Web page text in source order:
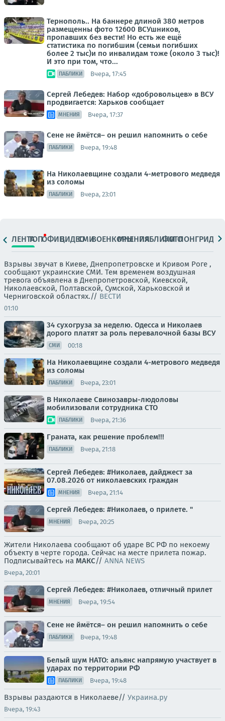
Тернополь.. На баннере длиной 380 метров
размещенны фото 12600 ВСУшников,
пропавших без вести! Но есть же ещё
статистика по погибшим (семьи погибших
более 2 тыс)и по инвалидам тоже (около 3 тыс)!
И это при том, что...
ПАБЛИКИ Вчера, 17:45
Сергей Лебедев: Набор «добровольцев» в ВСУ
продвигается: Харьков сообщает
МНЕНИЯ Вчера, 17:37
Сене не ймётся– он решил напомнить о себе
ПАБЛИКИ Вчера, 19:48
На Николаевщине создали 4-метрового медведя
из соломы
ПАБЛИКИ Вчера, 23:01
ЛЕНТАТОПОФИЦ.ВИДЕОСМИВОЕНКОРЫМНЕНИЯПАБЛИКИ
ФОТОЛОНГРИДЫ
Взрывы звучат в Киеве, Днепропетровске и Кривом Роге ,
сообщают украинские СМИ. Тем временем воздушная
тревога объявлена в Днепропетровской, Киевской,
Николаевской, Полтавской, Сумской, Харьковской и
Черниговской областях.// ВЕСТИ
01:10
34 сухогруза за неделю. Одесса и Николаев
дорого платят за роль перевалочной базы ВСУ
СМИ 00:18
На Николаевщине создали 4-метрового медведя
из соломы
ПАБЛИКИ Вчера, 23:01
В Николаеве Свинозавры-людоловы
мобилизовали сотрудника СТО
ПАБЛИКИ Вчера, 21:36
Граната, как решение проблем!!!
ПАБЛИКИ Вчера, 21:18
Сергей Лебедев: #Николаев, дайджест за
07.08.2026 от николаевских граждан
МНЕНИЯ Вчера, 21:14
Сергей Лебедев: #Николаев, о прилете. "
МНЕНИЯ Вчера, 20:25
Жители Николаева сообщают об ударе ВС РФ по некоему
объекту в черте города. Сейчас на месте прилета пожар.
Подписывайтесь на МАКС// ANNA NEWS
Вчера, 20:01
Сергей Лебедев: #Николаев, отличный прилет
МНЕНИЯ Вчера, 19:54
Сене не ймётся– он решил напомнить о себе
ПАБЛИКИ Вчера, 19:48
Белый шум НАТО: альянс напрямую участвует в
ударах по территории РФ
ПАБЛИКИ Вчера, 19:48
Взрывы раздаются в Николаеве// Украина.ру
Вчера, 19:43